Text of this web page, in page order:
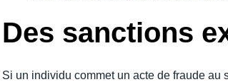
Des sanctions
Si un individu commet un acte de fraude au